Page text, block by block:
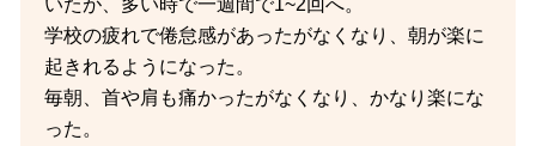
学校の疲れで倦怠感があったがなくなり、朝が楽に
起きれるようになった。
毎朝、首や肩も痛かったがなくなり、かなり楽にな
った。